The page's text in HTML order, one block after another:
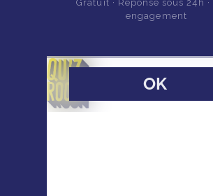
Gratuit · Réponse sous 24h ·
engagement